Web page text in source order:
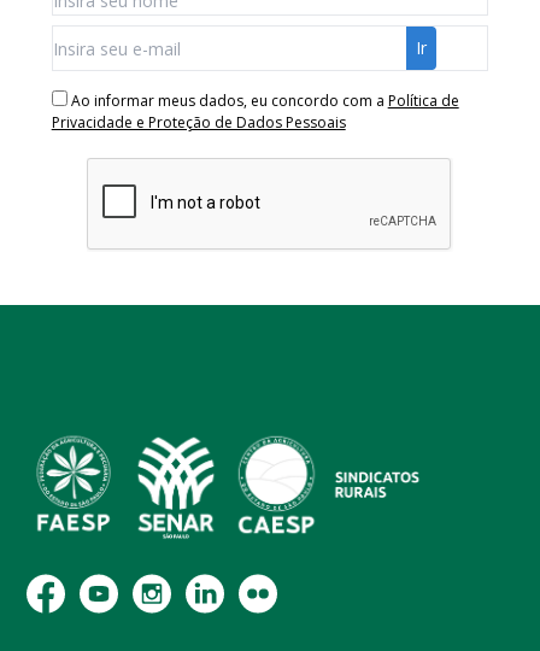
Ao informar meus dados, eu concordo com a Política de
Privacidade e Proteção de Dados Pessoais